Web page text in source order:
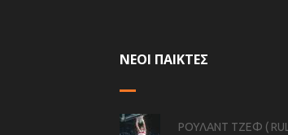
ΝΕΟΙ ΠΑΙΚΤΕΣ
ΡΟΥΛΑΝΤ ΤΖΕΦ (